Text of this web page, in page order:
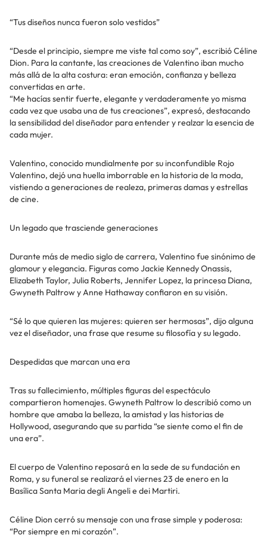
“Tus diseños nunca fueron solo vestidos”
“Desde el principio, siempre me viste tal como soy”, escribió Céline
Dion. Para la cantante, las creaciones de Valentino iban mucho
más allá de la alta costura: eran emoción, confianza y belleza
convertidas en arte.
“Me hacías sentir fuerte, elegante y verdaderamente yo misma
cada vez que usaba una de tus creaciones”, expresó, destacando
la sensibilidad del diseñador para entender y realzar la esencia de
cada mujer.
Valentino, conocido mundialmente por su inconfundible Rojo
Valentino, dejó una huella imborrable en la historia de la moda,
vistiendo a generaciones de realeza, primeras damas y estrellas
de cine.
Un legado que trasciende generaciones
Durante más de medio siglo de carrera, Valentino fue sinónimo de
glamour y elegancia. Figuras como Jackie Kennedy Onassis,
Elizabeth Taylor, Julia Roberts, Jennifer Lopez, la princesa Diana,
Gwyneth Paltrow y Anne Hathaway confiaron en su visión.
“Sé lo que quieren las mujeres: quieren ser hermosas”, dijo alguna
vez el diseñador, una frase que resume su filosofía y su legado.
Despedidas que marcan una era
Tras su fallecimiento, múltiples figuras del espectáculo
compartieron homenajes. Gwyneth Paltrow lo describió como un
hombre que amaba la belleza, la amistad y las historias de
Hollywood, asegurando que su partida “se siente como el fin de
una era”.
El cuerpo de Valentino reposará en la sede de su fundación en
Roma, y su funeral se realizará el viernes 23 de enero en la
Basílica Santa Maria degli Angeli e dei Martiri.
Céline Dion cerró su mensaje con una frase simple y poderosa:
“Por siempre en mi corazón”.